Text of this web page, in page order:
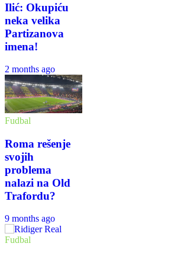
Ilić: Okupiću
neka velika
Partizanova
imena!
2 months ago
Fudbal
Roma rešenje
svojih
problema
nalazi na Old
Trafordu?
9 months ago
Fudbal